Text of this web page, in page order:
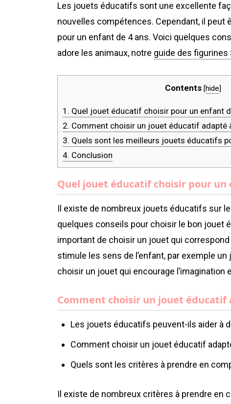
Les jouets éducatifs sont une excellente
nouvelles compétences. Cependant, il
pour un enfant de 4 ans. Voici quelques
adore les animaux, notre guide des figurines
Contents [hide]
1. Quel jouet éducatif choisir pour un enfant
2. Comment choisir un jouet éducatif adapté
3. Quels sont les meilleurs jouets éducatifs
4. Conclusion
Quel jouet éducatif choisir pour un
Il existe de nombreux jouets éducatifs sur
quelques conseils pour choisir le bon jouet
important de choisir un jouet qui correspond
stimule les sens de l’enfant, par exemple
choisir un jouet qui encourage l’imagination
Comment choisir un jouet éducatif
Les jouets éducatifs peuvent-ils aider à
Comment choisir un jouet éducatif adapté
Quels sont les critères à prendre en
Il existe de nombreux critères à prendre en